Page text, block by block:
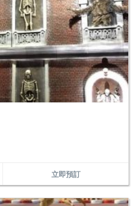
立即預訂